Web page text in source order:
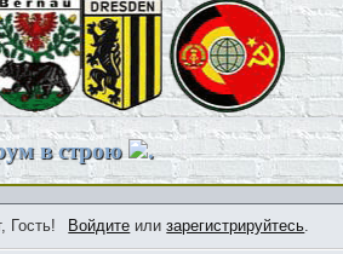
в строю .
Гость! Войдите илизарегистрируйтесь.